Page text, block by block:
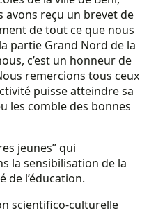
avons reçu un brevet de
de tout ce que nous
partie Grand Nord de la
c’est un honneur de
remercions tous ceux
puisse atteindre sa
les comble des bonnes
jeunes” qui
la sensibilisation de la
de l’éducation.
scientifico-culturelle